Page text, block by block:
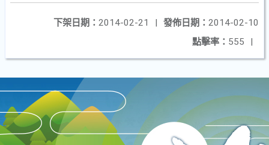
發佈日期： 2014-02-10
下架日期： 2014-02-21
|
點擊率： 555 |